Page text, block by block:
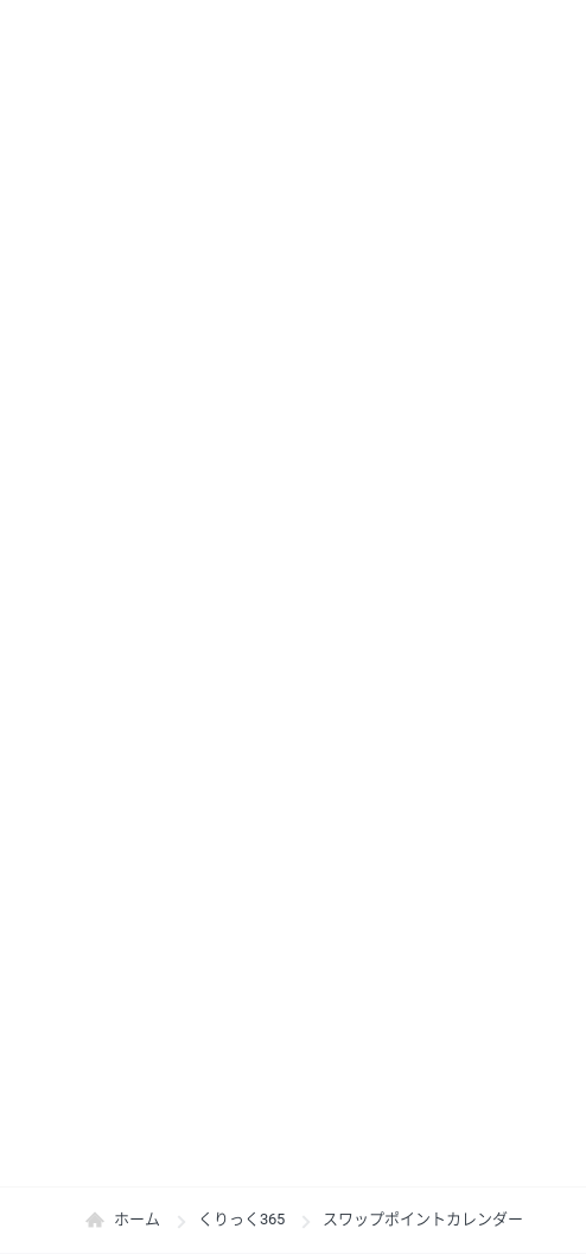
ホーム くりっく365 スワップポイントカレンダー